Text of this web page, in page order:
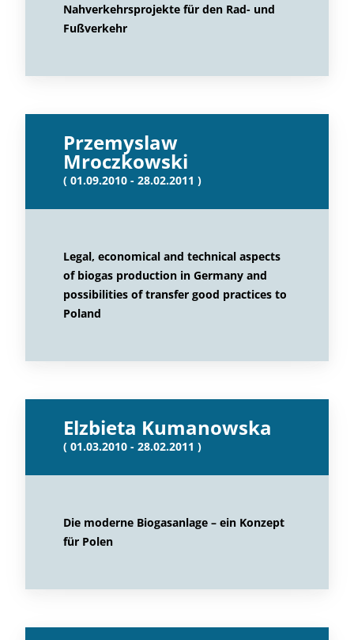
Nahverkehrsprojekte für den Rad- und
Fußverkehr
Przemyslaw
Mroczkowski
( 01.09.2010 - 28.02.2011 )
Legal, economical and technical aspects
of biogas production in Germany and
possibilities of transfer good practices to
Poland
Elzbieta Kumanowska
( 01.03.2010 - 28.02.2011 )
Die moderne Biogasanlage – ein Konzept
für Polen